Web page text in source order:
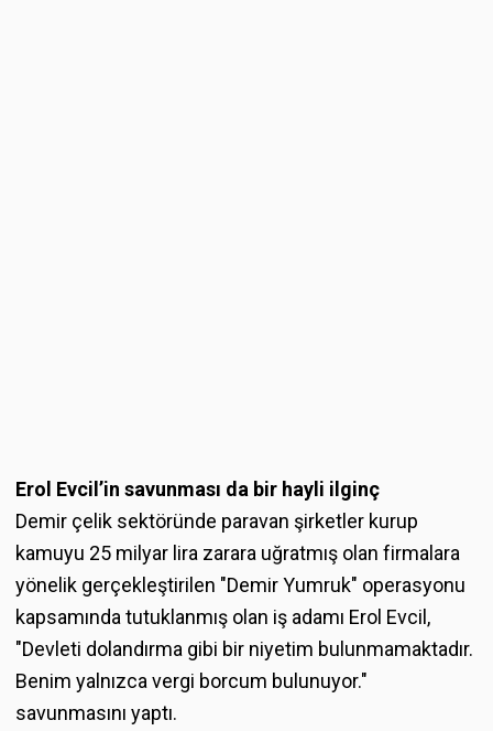
Erol Evcil’in savunması da bir hayli ilginç
Demir çelik sektöründe paravan şirketler kurup
kamuyu 25 milyar lira zarara uğratmış olan firmalara
yönelik gerçekleştirilen "Demir Yumruk" operasyonu
kapsamında tutuklanmış olan iş adamı Erol Evcil,
"Devleti dolandırma gibi bir niyetim bulunmamaktadır.
Benim yalnızca vergi borcum bulunuyor."
savunmasını yaptı.